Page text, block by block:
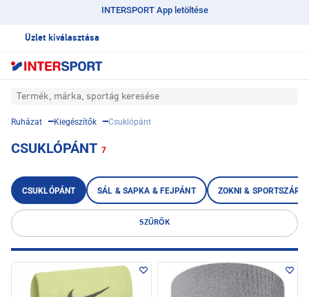
INTERSPORT App letöltése
Üzlet kiválasztása
Termék, márka, sportág keresése
Ruházat Kiegészítők Csuklópánt
CSUKLÓPÁNT 7
CSUKLÓPÁNT SÁL & SAPKA & FEJPÁNT ZOKNI & SPORTSZÁR
SZŰRŐK